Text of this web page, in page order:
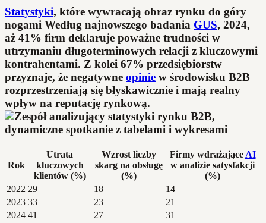
Statystyki, które wywracają obraz rynku do góry
nogami Według najnowszego badania GUS, 2024,
aż 41% firm deklaruje poważne trudności w
utrzymaniu długoterminowych relacji z kluczowymi
kontrahentami. Z kolei 67% przedsiębiorstw
przyznaje, że negatywne opinie w środowisku B2B
rozprzestrzeniają się błyskawicznie i mają realny
wpływ na reputację rynkową.
Rok
Utrata
kluczowych
klientów (%)
Wzrost liczby
skarg na obsługę
(%)
Firmy wdrażające AI
w analizie satysfakcji
(%)
2022 29 18
14
2023 33 23
21
2024 41 27 31